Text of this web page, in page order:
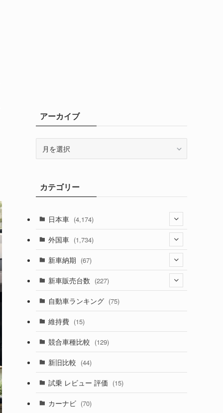
アーカイブ
ブカテゴリー
日本車 (4,174)
(1,321)
(329)
(526)
(357)
(328)
(194)
(230)
(253)
外国車 (1,734)
(188)
(242)
(85)
(84)
(14)
(222)
(50)
(58)
新車納期 (67)
(28)
(8)
(3)
(3)
(5)
新車販売台数 (227)
(21)
(5)
(7)
自動車ランキング (75)
維持費 (15)
競合車種比較 (129)
新旧比較 (44)
試乗 レビュー 評価 (15)
カーナビ (70)